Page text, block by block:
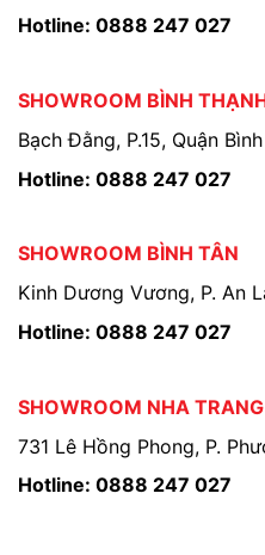
Hotline: 0888 247 027
SHOWROOM BÌNH
Bạch Đằng, P.15, Quận
Hotline: 0888 247 027
SHOWROOM BÌNH TÂN
Kinh Dương Vương, P. An
Hotline: 0888 247 027
SHOWROOM NHA TRANG
731 Lê Hồng Phong, P.
Hotline: 0888 247 027